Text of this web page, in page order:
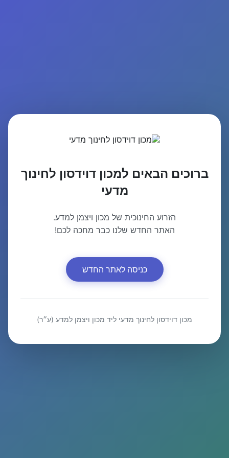
ברוכים הבאים למכון דוידסון לחינוך
מדעי
הזרוע החינוכית של מכון ויצמן למדע.
האתר החדש שלנו כבר מחכה לכם!
כניסה לאתר החדש
מכון דוידסון לחינוך מדעי ליד מכון ויצמן למדע (ע״ר)